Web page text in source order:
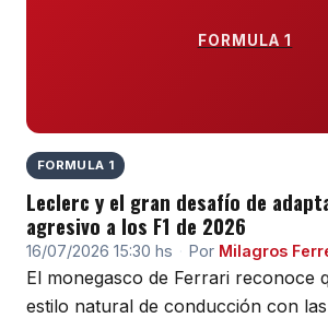
FORMULA 1
FORMULA 1
Leclerc y el gran desafío de
agresivo a los F1 de 2026
16/07/2026 15:30 hs · Por Milagros
El monegasco de Ferrari reconoce
estilo natural de conducción con